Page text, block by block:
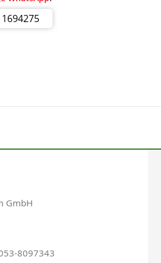
GmbH
8097343